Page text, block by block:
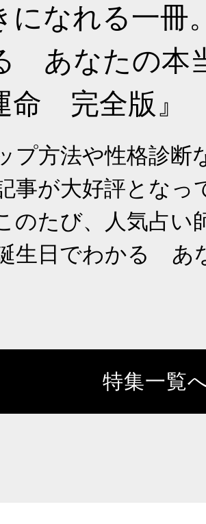
になれる一冊
あなたの本
命 完全版』
プ方法や性格診断
事が大好評となっ
のたび、人気占い
生日でわかる あ
特集一覧